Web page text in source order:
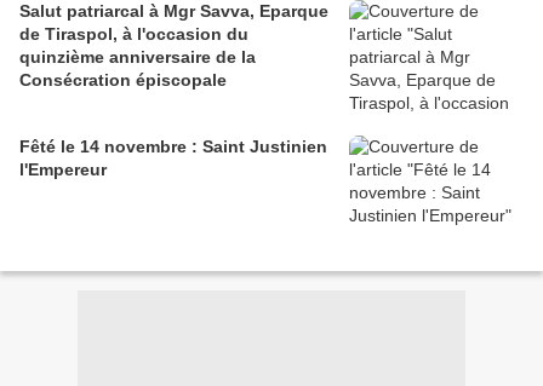
Salut patriarcal à Mgr Savva, Eparque
de Tiraspol, à l'occasion du
quinzième anniversaire de la
Consécration épiscopale
Fêté le 14 novembre : Saint Justinien
l'Empereur